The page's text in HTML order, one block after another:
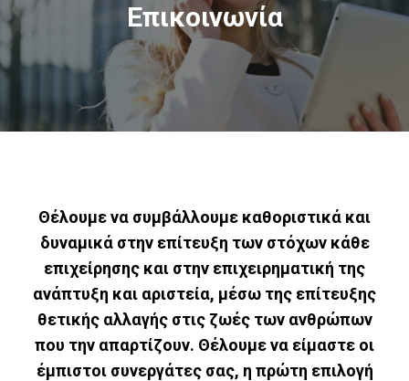
Επικοινωνία
Θέλουμε να συμβάλλουμε καθοριστικά και
δυναμικά στην επίτευξη των στόχων κάθε
επιχείρησης και στην επιχειρηματική της
ανάπτυξη και αριστεία, μέσω της επίτευξης
θετικής αλλαγής στις ζωές των ανθρώπων
που την απαρτίζουν. Θέλουμε να είμαστε οι
έμπιστοι συνεργάτες σας, η πρώτη επιλογή